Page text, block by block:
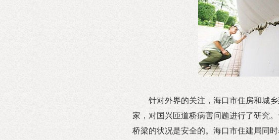
针对外界的关注，海口市住房和城
家，对国兴匝道桥病害问题进行了研究
桥梁的状况是安全的。海口市住建局同